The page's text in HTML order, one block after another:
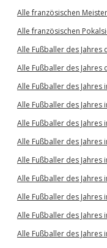
Alle französischen Meister
Alle französischen
Alle Fußballer des Jahres
Alle Fußballer des Jahres
Alle Fußballer des Jahres
Alle Fußballer des Jahres
Alle Fußballer des Jahres
Alle Fußballer des Jahres
Alle Fußballer des Jahres
Alle Fußballer des Jahres
Alle Fußballer des Jahres
Alle Fußballer des Jahres
Alle Fußballer des Jahres